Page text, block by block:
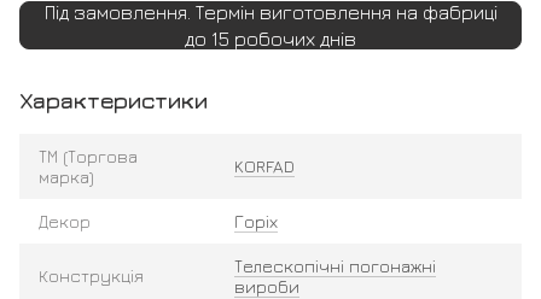
Під замовлення. Термін виготовлення на фабриці
до 15 робочих днів
Характеристики
ТМ (Торгова
марка)
KORFAD
Декор Горіх
Конструкція
Телескопічні погонажні
вироби